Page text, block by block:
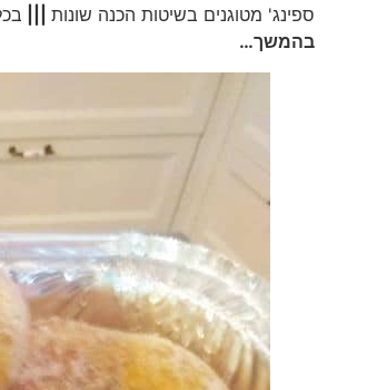
ספינג' מטוגנים בשיטות הכנה שונות
בהמשך…